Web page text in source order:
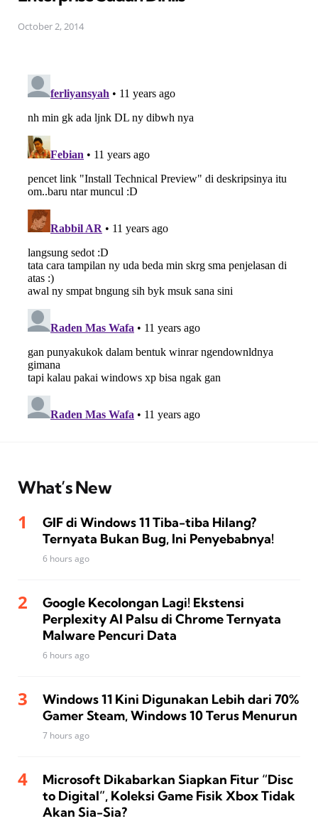
October 2, 2014
What’s New
GIF di Windows 11 Tiba-tiba Hilang?
Ternyata Bukan Bug, Ini Penyebabnya!
6 hours ago
Google Kecolongan Lagi! Ekstensi
Perplexity AI Palsu di Chrome Ternyata
Malware Pencuri Data
6 hours ago
Windows 11 Kini Digunakan Lebih dari 70%
Gamer Steam, Windows 10 Terus Menurun
7 hours ago
Microsoft Dikabarkan Siapkan Fitur “Disc
to Digital”, Koleksi Game Fisik Xbox Tidak
Akan Sia-Sia?